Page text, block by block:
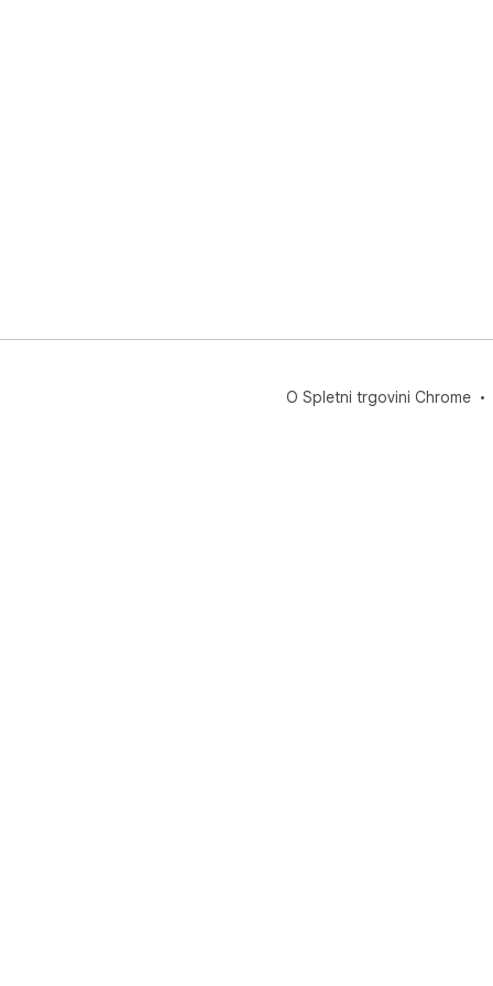
O Spletni trgovini Chrome